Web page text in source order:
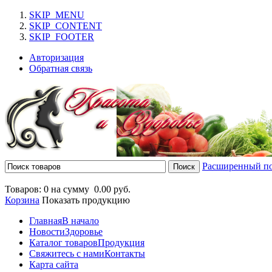
SKIP_MENU
SKIP_CONTENT
SKIP_FOOTER
Авторизация
Обратная связь
Расширенный
Товаров: 0 на сумму 0.00 руб.
Корзина Показать продукцию
ГлавнаяВ начало
НовостиЗдоровье
Каталог товаровПродукция
Свяжитесь с намиКонтакты
Карта сайта